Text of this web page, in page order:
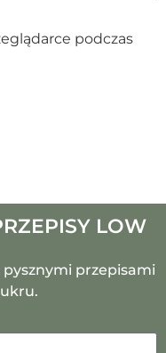
podczas
LOW
przepisami